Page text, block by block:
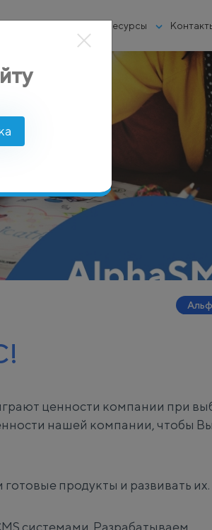
Ресурсы
ценности компании при
нашей компании, чтобы Вы
продукты и развивать их.
системами. Разрабатываем